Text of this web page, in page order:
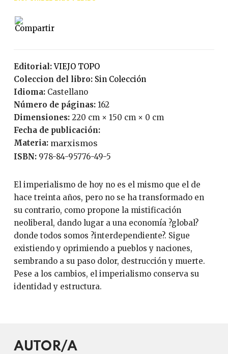
Editorial: VIEJO TOPO
Coleccion del libro:
Sin Colección
Idioma:
Castellano
Número de páginas: 162
Dimensiones: 220 cm × 150 cm × 0 cm
Fecha de publicación:
Materia: marxismos
ISBN: 978-84-95776-49-5
El imperialismo de hoy no es el mismo que el de
hace treinta años, pero no se ha transformado en
su contrario, como propone la mistificación
neoliberal, dando lugar a una economía ?global?
donde todos somos ?interdependiente?. Sigue
existiendo y oprimiendo a pueblos y naciones,
sembrando a su paso dolor, destrucción y muerte.
Pese a los cambios, el imperialismo conserva su
identidad y estructura.
AUTOR/A